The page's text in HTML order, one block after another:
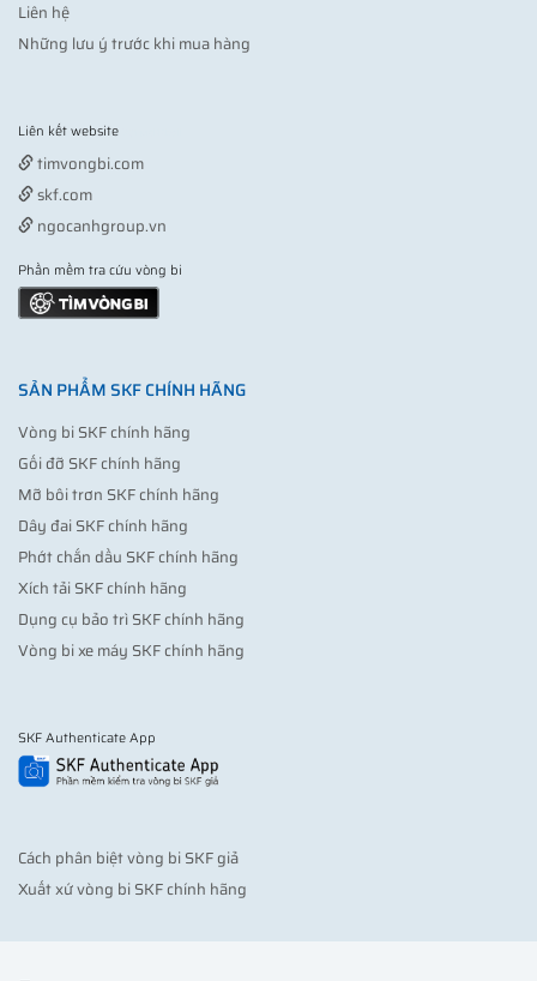
Liên hệ
Những lưu ý trước khi mua hàng
Liên kết website
timvongbi.com
skf.com
ngocanhgroup.vn
Phần mềm tra cứu vòng bi
SẢN PHẨM SKF CHÍNH HÃNG
Vòng bi SKF chính hãng
Gối đỡ SKF chính hãng
Mỡ bôi trơn SKF chính hãng
Dây đai SKF chính hãng
Phớt chắn dầu SKF chính hãng
Xích tải SKF chính hãng
Dụng cụ bảo trì SKF chính hãng
Vòng bi xe máy SKF chính hãng
SKF Authenticate App
Cách phân biệt vòng bi SKF giả
Xuất xứ vòng bi SKF chính hãng